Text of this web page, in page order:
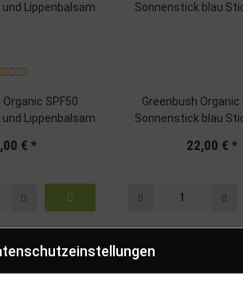
SPF50
Lippenbalsam
€ *
Greenbush Organic
Sonnenstick blau
22,00 € *